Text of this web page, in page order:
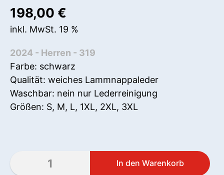
198,00 €
inkl. MwSt. 19 %
2024 - Herren - 319
Farbe: schwarz
Qualität: weiches Lammnappaleder
Waschbar: nein nur Lederreinigung
Größen: S, M, L, 1XL, 2XL, 3XL